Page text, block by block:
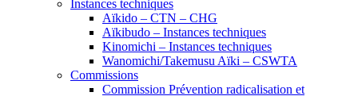
Instances techniques
Aïkido – CTN – CHG
Aïkibudo – Instances techniques
Kinomichi – Instances techniques
Wanomichi/Takemusu Aïki – CSWTA
Commissions
Commission Prévention radicalisation et